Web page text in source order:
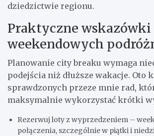
dziedzictwie regionu.
Praktyczne wskazówki
weekendowych
Planowanie city breaku wymaga
podejścia niż dłuższe wakacje. Oto
sprawdzonych przeze mnie rad,
maksymalnie wykorzystać krótki
Rezerwuj loty z wyprzedzeniem –
połączenia, szczególnie w piątki i